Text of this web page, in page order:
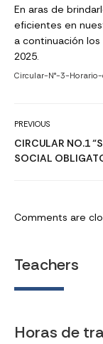
En aras de
eficientes en
a continuación
2025.
Circular-N°-3-
PREVIOUS
CIRCULAR NO.1
SOCIAL
Comments are
Teachers
Horas de